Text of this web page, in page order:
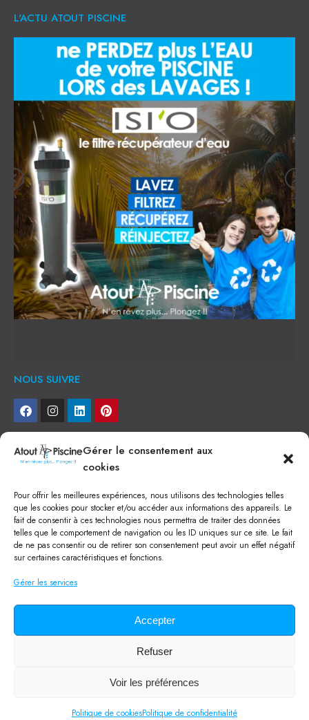
Gérer le consentement aux
cookies
Pour offrir les meilleures expériences, nous utilisons des technologies telles
que les cookies pour stocker et/ou accéder aux informations des appareils. Le
fait de consentir à ces technologies nous permettra de traiter des données
telles que le comportement de navigation ou les ID uniques sur ce site. Le fait
de ne pas consentir ou de retirer son consentement peut avoir un effet négatif
sur certaines caractéristiques et fonctions.
Gérer les services
Accepter
Refuser
Voir les préférences
Politique de cookiesPolitique de confidentialité
L'ACTU ATOUT PISCINE
NOUS SUIVRE
NEWSLETTER
Je veux recevoir toute l'actu
NOS SERVICES
Construction de piscine béton à Narbonne
Piscine coque à Narbonne
Acheter SPA à Narbonne
Pisciniste Narbonne
Mini piscine
Location machine avec chauffeur
Atout Piscine
Mentions légales/Politique de confidentialité